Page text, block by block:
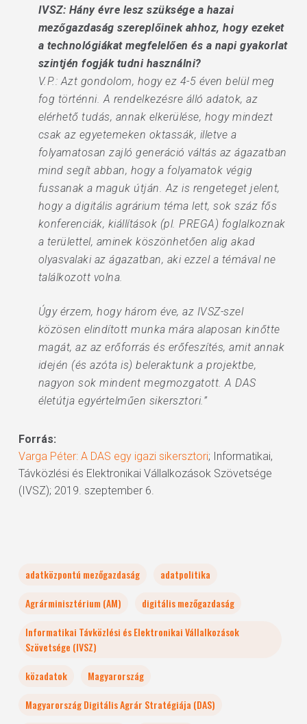
IVSZ: Hány évre lesz szüksége a hazai
mezőgazdaság szereplőinek ahhoz, hogy ezeket
a technológiákat megfelelően és a napi gyakorlat
szintjén fogják tudni használni?
V.P.: Azt gondolom, hogy ez 4-5 éven belül meg
fog történni. A rendelkezésre álló adatok, az
elérhető tudás, annak elkerülése, hogy mindezt
csak az egyetemeken oktassák, illetve a
folyamatosan zajló generáció váltás az ágazatban
mind segít abban, hogy a folyamatok végig
fussanak a maguk útján. Az is rengeteget jelent,
hogy a digitális agrárium téma lett, sok száz fős
konferenciák, kiállítások (pl. PREGA) foglalkoznak
a területtel, aminek köszönhetően alig akad
olyasvalaki az ágazatban, aki ezzel a témával ne
találkozott volna.
Úgy érzem, hogy három éve, az IVSZ-szel
közösen elindított munka mára alaposan kinőtte
magát, az az erőforrás és erőfeszítés, amit annak
idején (és azóta is) beleraktunk a projektbe,
nagyon sok mindent megmozgatott. A DAS
életútja egyértelműen sikersztori.”
Forrás:
Varga Péter: A DAS egy igazi sikersztori; Informatikai,
Távközlési és Elektronikai Vállalkozások Szövetsége
(IVSZ); 2019. szeptember 6.
adatközpontú mezőgazdaság
adatpolitika
Agrárminisztérium (AM)
digitális mezőgazdaság
Informatikai Távközlési és Elektronikai Vállalkozások
Szövetsége (IVSZ)
közadatok
Magyarország
Magyarország Digitális Agrár Stratégiája (DAS)